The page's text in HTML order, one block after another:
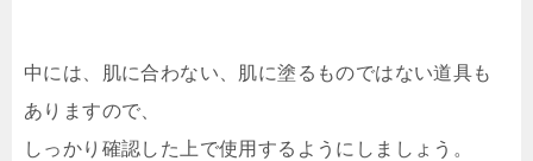
中には、肌に合わない、肌に塗るものではない道具も
ありますので、
しっかり確認した上で使用するようにしましょう。